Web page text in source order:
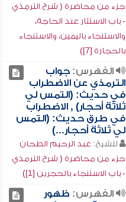
جزء من محاضرة ( شرح الترمذي
- باب الاستتار عند الحاجة،
والاستنجاء باليمين، والاستنجاء
بالحجارة [7])
الفهرس:جواب
الترمذي عن الاضطراب
في حديث: (التمس لي
ثلاثة أحجار) , الاضطراب
في طرق حديث: (التمس
لي ثلاثة أحجار...)
للشيخ: عبد الرحيم الطحان
جزء من محاضرة ( شرح الترمذي
- باب الاستنجاء بالحجرين [1])
الفهرس: ظهور